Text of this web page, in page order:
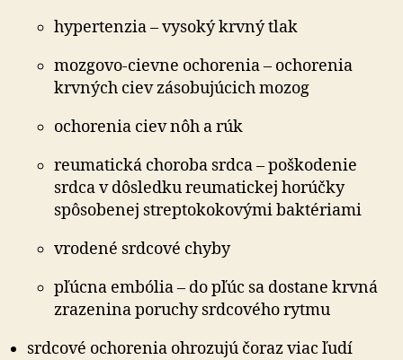
hypertenzia – vysoký krvný tlak
mozgovo-cievne ochorenia – ochorenia
krvných ciev zásobujúcich mozog
ochorenia ciev nôh a rúk
reumatická choroba srdca – poškodenie
srdca v dôsledku reumatickej horúčky
spôsobenej streptokokovými baktériami
vrodené srdcové chyby
pľúcna embólia – do pľúc sa dostane krvná
zrazenina poruchy srdcového rytmu
srdcové ochorenia ohrozujú čoraz viac ľudí